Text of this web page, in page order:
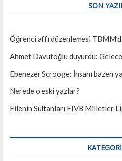
SON
Öğrenci affı düzenlemesi
Ahmet Davutoğlu duyurdu:
Ebenezer Scrooge: İnsanı bazen
Nerede o eski yazlar?
Filenin Sultanları FIVB Milletler